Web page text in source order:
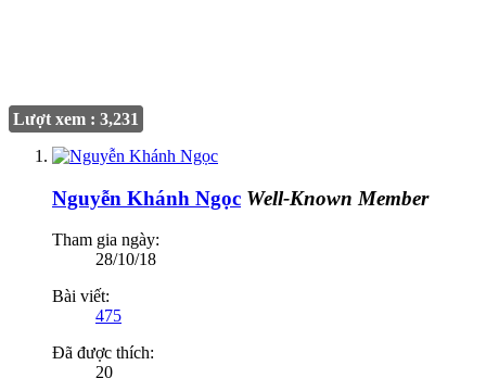
Lượt xem : 3,231
Nguyễn Khánh Ngọc Well-Known Member
Tham gia ngày:
28/10/18
Bài viết:
475
Đã được thích:
20